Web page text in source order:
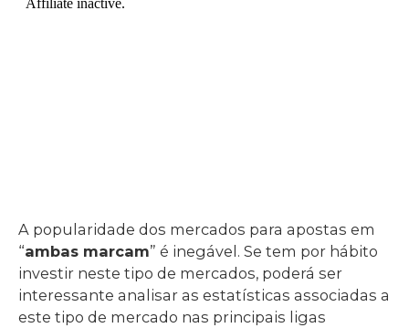
A popularidade dos mercados para apostas em
“ambas marcam” é inegável. Se tem por hábito
investir neste tipo de mercados, poderá ser
interessante analisar as estatísticas associadas a
este tipo de mercado nas principais ligas